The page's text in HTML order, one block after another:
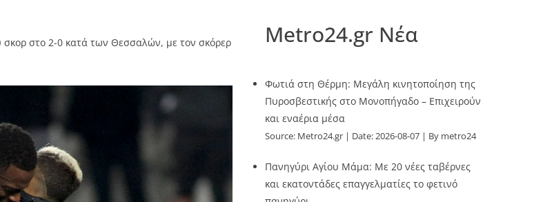
σκορ στο 2-0 κατά των Θεσσαλών, με τον σκόρερ
Metro24.gr Νέα
Φωτιά στη Θέρμη: Μεγάλη κινητοποίηση της
Πυροσβεστικής στο Μονοπήγαδο – Επιχειρούν
και εναέρια μέσα
Source: Metro24.gr Date: 2026-08-07 By metro24
Πανηγύρι Αγίου Μάμα: Με 20 νέες ταβέρνες
και εκατοντάδες επαγγελματίες το φετινό